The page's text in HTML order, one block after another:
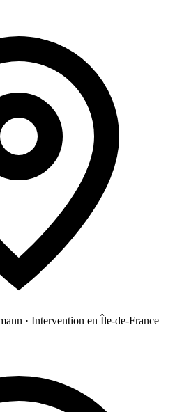
· Intervention en Île-de-France